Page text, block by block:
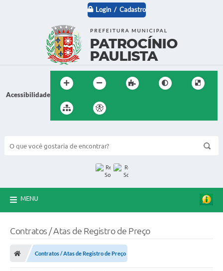
Login / Cadastro
Acessibilidade
MENU
Contratos / Atas de Registro de Preço
Contratos / Atas de Registro de Preço